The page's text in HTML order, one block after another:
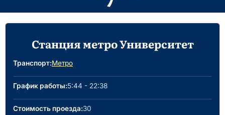
Станция метро Университет
Транспорт:Метро
График работы:5:44 - 22:38
Стоимость проезда:30